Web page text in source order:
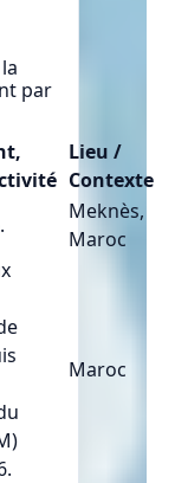
par
Lieu /
Contexte
Meknès,
Maroc
Maroc